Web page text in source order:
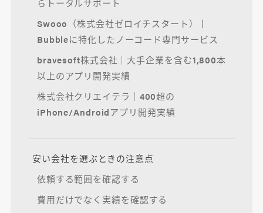
らトータルサポート
Swooo（株式会社ゼロイチスタート）丨
Bubbleに特化したノーコード専門サービス
bravesoft株式会社｜大手企業を含む1,800本
以上のアプリ開発実績
株式会社クリエイテラ｜400超の
iPhone/Androidアプリ開発実績
安い会社を選ぶときの注意点
依頼する範囲を確認する
費用だけでなく実績を確認する